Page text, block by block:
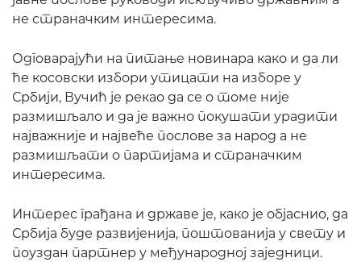
не страначким интересима.
Одговарајући на питање новинара како и да ли
ће косовски избори утицати на изборе у
Србији, Вучић је рекао да се о томе није
размишљало и да је важно покушати урадити
најважније и највеће послове за народ а не
размишљати о партијама и страначким
интересима.
Интерес грађана и државе је, како је објаснио, да
Србија буде развијенија, поштованија у свету и
поуздан партнер у међународној заједници.